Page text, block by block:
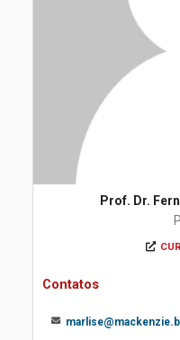
Prof. Dr.
Contatos